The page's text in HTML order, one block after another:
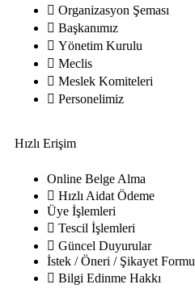
Organizasyon Şeması
Başkanımız
Yönetim Kurulu
Meclis
Meslek Komiteleri
Personelimiz
Hızlı Erişim
Online Belge Alma
Hızlı Aidat Ödeme
Üye İşlemleri
Tescil İşlemleri
Güncel Duyurular
İstek / Öneri / Şikayet Formu
Bilgi Edinme Hakkı